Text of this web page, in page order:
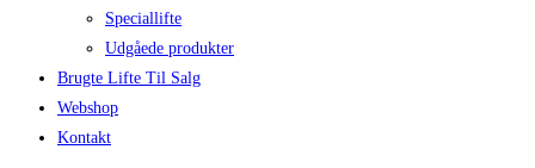
Speciallifte
Udgåede produkter
Brugte Lifte Til Salg
Webshop
Kontakt